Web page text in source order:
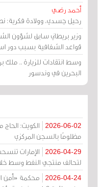
أحمد رضي
رحيل جسدي، وولادة فكرية:
وزير بريطاني سابق لشؤون
قواعد الشفافية بسبب دور
وسط انتقادات للزيارة ..
البحرين في وندسور
2026-06-02
الكويت:
مظلومًا بالسجن المركزي
2026-04-29
الإمارات
لتحالف منتجي النفط وسط
2026-04-24
محكمة «أمن